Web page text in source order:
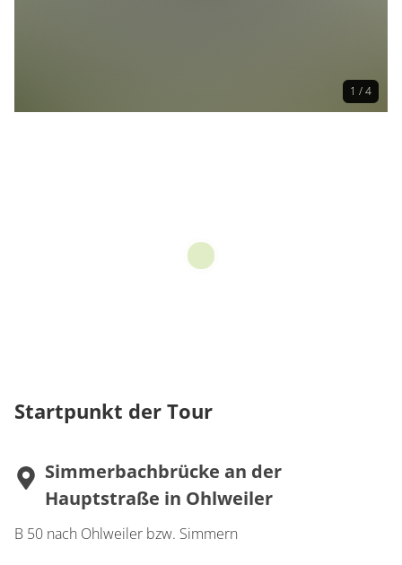
1 / 4
Startpunkt der Tour
Simmerbachbrücke an der
Hauptstraße in Ohlweiler
B 50 nach Ohlweiler bzw. Simmern